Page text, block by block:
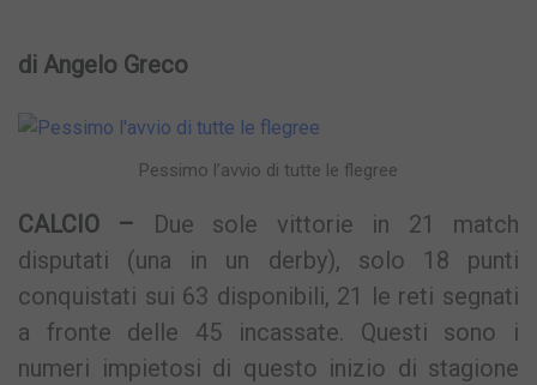
di Angelo Greco
Pessimo l’avvio di tutte le flegree
CALCIO – Due sole vittorie in 21 match
disputati (una in un derby), solo 18 punti
conquistati sui 63 disponibili, 21 le reti segnati
a fronte delle 45 incassate. Questi sono i
numeri impietosi di questo inizio di stagione